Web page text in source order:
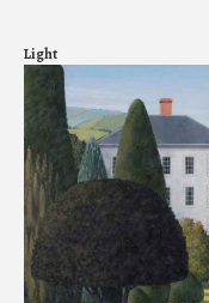
Light